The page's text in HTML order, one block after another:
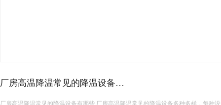
厂房高温降温常见的降温设备…
厂房高温降温常见的降温设备有哪些 厂房高温降温常见的降温设备多种多样，每种设备都有其独特的功能和适